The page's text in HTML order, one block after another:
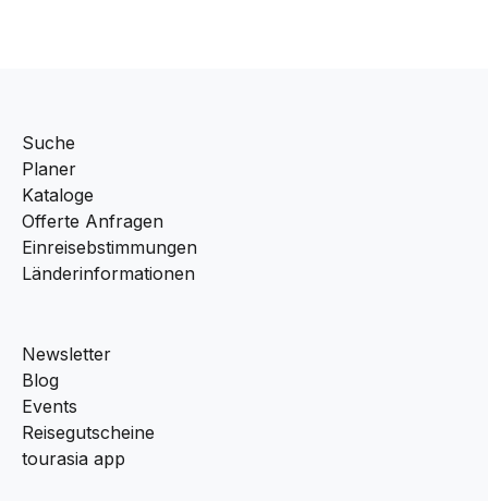
Suche
Planer
Kataloge
Offerte Anfragen
Einreisebstimmungen
Länderinformationen
Newsletter
Blog
Events
Reisegutscheine
tourasia app